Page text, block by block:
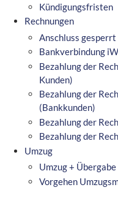
Kündigungsfristen
Rechnungen
Anschluss
Bankverbindung
Bezahlung der
Kunden)
Bezahlung der
(Bankkunden)
Bezahlung der
Bezahlung der
Umzug
Umzug +
Vorgehen